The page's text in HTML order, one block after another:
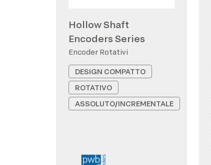
Hollow Shaft
Encoders Series
Encoder Rotativi
DESIGN COMPATTO
ROTATIVO
ASSOLUTO/INCREMENTALE